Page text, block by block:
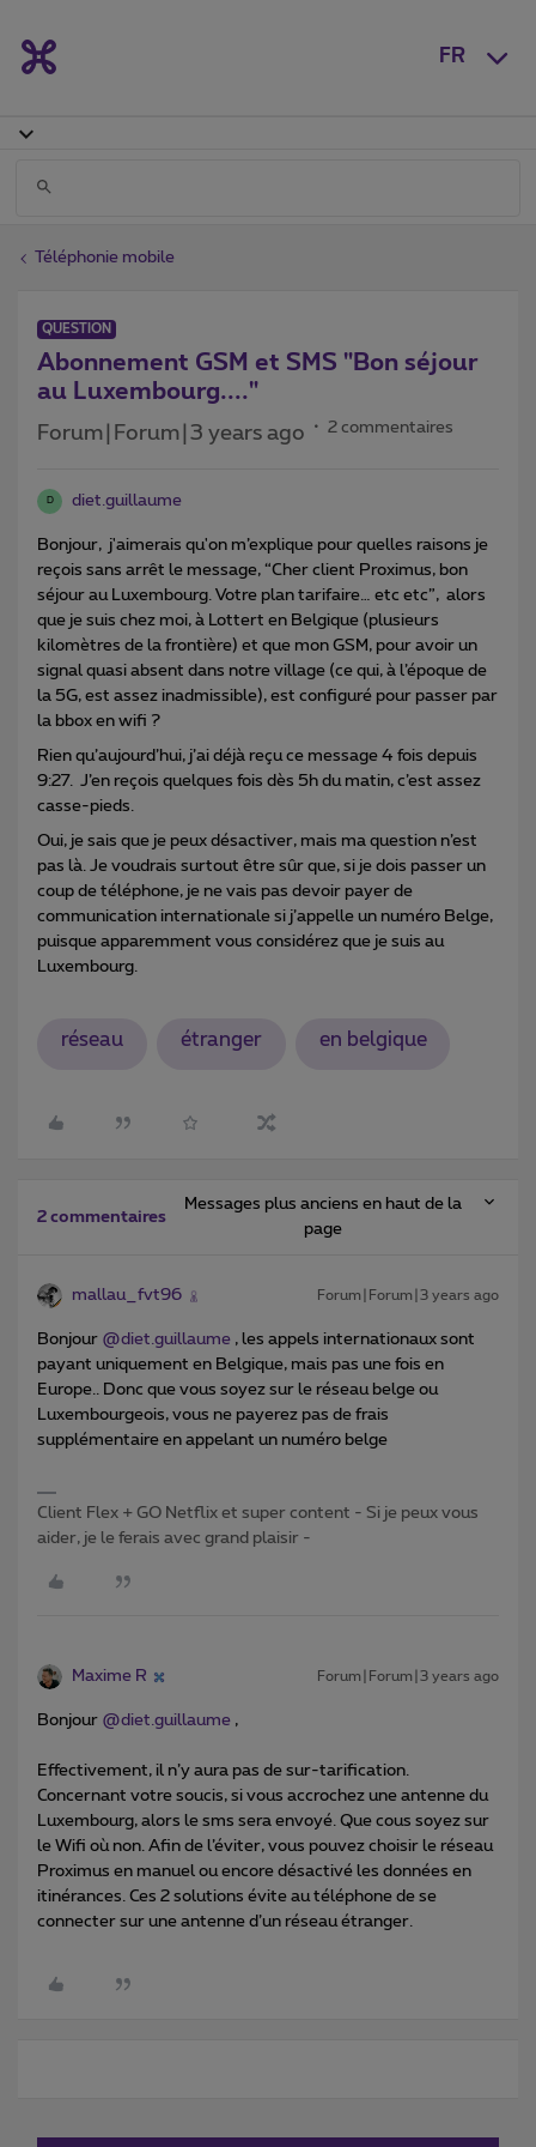
FR
Téléphonie mobile
QUESTION
Abonnement GSM et SMS "Bon séjour
au Luxembourg...."
Forum|Forum|3 years ago 2 commentaires
D diet.guillaume
Bonjour, j'aimerais qu'on m’explique pour quelles raisons je
reçois sans arrêt le message, “Cher client Proximus, bon
séjour au Luxembourg. Votre plan tarifaire… etc etc”, alors
que je suis chez moi, à Lottert en Belgique (plusieurs
kilomètres de la frontière) et que mon GSM, pour avoir un
signal quasi absent dans notre village (ce qui, à l’époque de
la 5G, est assez inadmissible), est configuré pour passer par
la bbox en wifi ?
Rien qu’aujourd’hui, j’ai déjà reçu ce message 4 fois depuis
9:27. J’en reçois quelques fois dès 5h du matin, c’est assez
casse-pieds.
Oui, je sais que je peux désactiver, mais ma question n’est
pas là. Je voudrais surtout être sûr que, si je dois passer un
coup de téléphone, je ne vais pas devoir payer de
communication internationale si j’appelle un numéro Belge,
puisque apparemment vous considérez que je suis au
Luxembourg.
réseau étranger en belgique
2 commentaires
Messages plus anciens en haut de la
page
mallau_fvt96 Forum|Forum|3 years ago
Bonjour @diet.guillaume , les appels internationaux sont
payant uniquement en Belgique, mais pas une fois en
Europe.. Donc que vous soyez sur le réseau belge ou
Luxembourgeois, vous ne payerez pas de frais
supplémentaire en appelant un numéro belge
Client Flex + GO Netflix et super content - Si je peux vous
aider, je le ferais avec grand plaisir -
Maxime R Forum|Forum|3 years ago
Bonjour @diet.guillaume ,
Effectivement, il n’y aura pas de sur-tarification.
Concernant votre soucis, si vous accrochez une antenne du
Luxembourg, alors le sms sera envoyé. Que cous soyez sur
le Wifi où non. Afin de l’éviter, vous pouvez choisir le réseau
Proximus en manuel ou encore désactivé les données en
itinérances. Ces 2 solutions évite au téléphone de se
connecter sur une antenne d’un réseau étranger.